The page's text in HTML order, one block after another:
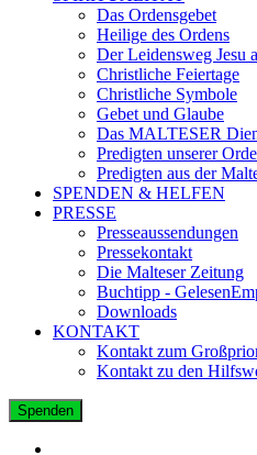
Das Ordensgebet
Heilige des Ordens
Der Leidensweg Jesu
Christliche Feiertage
Christliche Symbole
Gebet und Glaube
Das MALTESER
Predigten unserer
Predigten aus der
SPENDEN & HELFEN
PRESSE
Presseaussendungen
Pressekontakt
Die Malteser Zeitung
Buchtipp -
Downloads
KONTAKT
Kontakt zum
Kontakt zu den
Spenden